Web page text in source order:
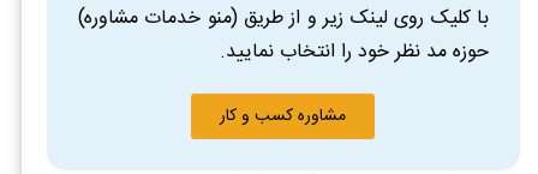
با کلیک روی لینک زیر و از طریق (منو خدمات مشاوره)
حوزه مد نظر خود را انتخاب نمایید.
مشاوره کسب و کار